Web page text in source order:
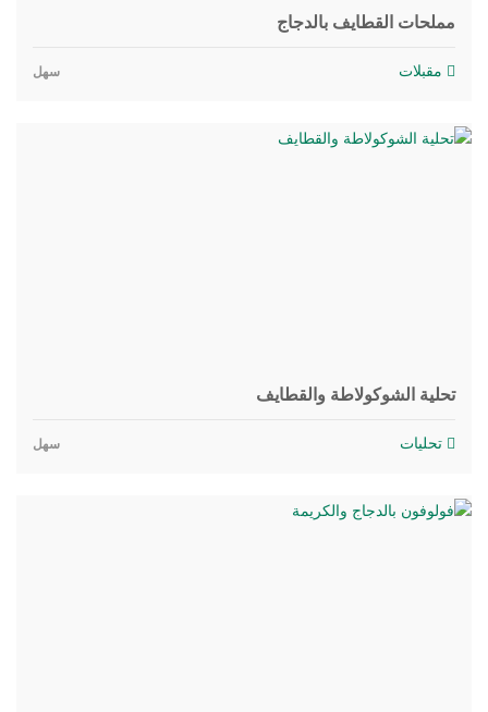
مملحات القطايف بالدجاج
مقبلات سهل
تحلية الشوكولاطة والقطايف
تحليات سهل